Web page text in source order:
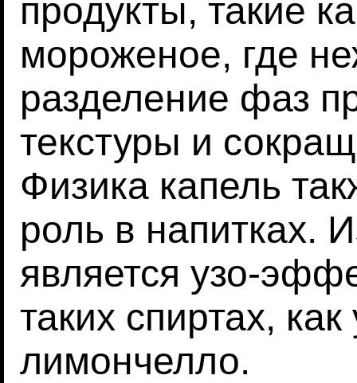
продукты, такие
мороженое, где
разделение фаз
текстуры и
Физика капель
роль в напитках.
является узо-
таких спиртах,
лимончелло.